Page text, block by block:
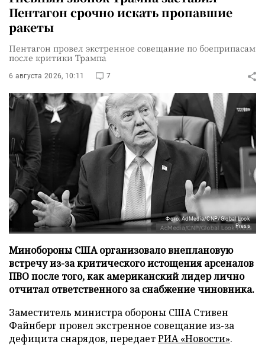
Пентагон срочно искать пропавшие
ракеты
Пентагон провел экстренное совещание по боеприпасам
после критики Трампа
6 августа 2026, 10:11 7
Фото: AdMedia/CNP/Global Look
Press
Минобороны США организовало внеплановую
встречу из-за критического истощения арсеналов
ПВО после того, как американский лидер лично
отчитал ответственного за снабжение чиновника.
Заместитель министра обороны США Стивен
Файнберг провел экстренное совещание из-за
дефицита снарядов, передаетРИА «Новости».